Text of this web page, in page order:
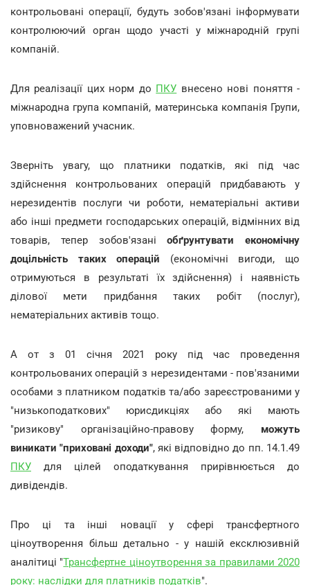
контрольовані операції, будуть зобов'язані інформувати
контролюючий орган щодо участі у міжнародній групі
компаній.
Для реалізації цих норм до ПКУ внесено нові поняття -
міжнародна група компаній, материнська компанія Групи,
уповноважений учасник.
Зверніть увагу, що платники податків, які під час
здійснення контрольованих операцій придбавають у
нерезидентів послуги чи роботи, нематеріальні активи
або інші предмети господарських операцій, відмінних від
товарів, тепер зобов'язаніобґрунтувати економічну
доцільність таких операцій (економічні вигоди, що
отримуються в результаті їх здійснення) і наявність
ділової мети придбання таких робіт (послуг),
нематеріальних активів тощо.
А от з 01 січня 2021 року під час проведення
контрольованих операцій з нерезидентами - пов'язаними
особами з платником податків та/або зареєстрованими у
"низькоподаткових" юрисдикціях або які мають
"ризикову" організаційно-правову форму, можуть
виникати "приховані доходи", які відповідно до пп. 14.1.49
ПКУ для цілей оподаткування прирівнюється до
дивідендів.
Про ці та інші новації у сфері трансфертного
ціноутворення більш детально - у нашій ексклюзивній
аналітиці "Трансфертне ціноутворення за правилами 2020
року: наслідки для платників податків".